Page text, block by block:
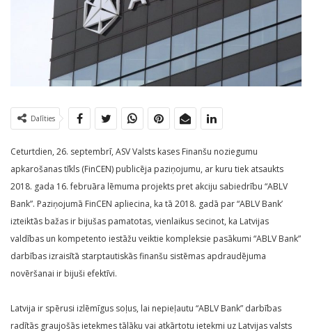
Dalīties
Ceturtdien, 26. septembrī, ASV Valsts kases Finanšu noziegumu
apkarošanas tīkls (FinCEN) publicēja paziņojumu, ar kuru tiek atsaukts
2018. gada 16. februāra lēmuma projekts pret akciju sabiedrību “ABLV
Bank”. Paziņojumā FinCEN apliecina, ka tā 2018. gadā par “ABLV Bank’
izteiktās bažas ir bijušas pamatotas, vienlaikus secinot, ka Latvijas
valdības un kompetento iestāžu veiktie kompleksie pasākumi “ABLV Bank”
darbības izraisītā starptautiskās finanšu sistēmas apdraudējuma
novēršanai ir bijuši efektīvi.
Latvija ir spērusi izlēmīgus soļus, lai nepieļautu “ABLV Bank” darbības
radītās graujošās ietekmes tālāku vai atkārtotu ietekmi uz Latvijas valsts